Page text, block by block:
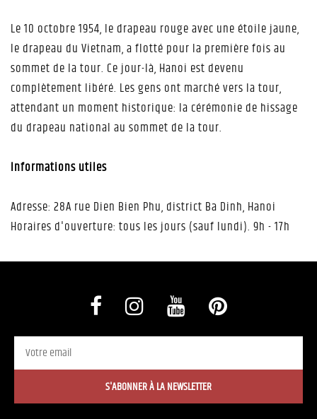
Le 10 octobre 1954, le drapeau rouge avec une étoile jaune,
le drapeau du Vietnam, a flotté pour la première fois au
sommet de la tour. Ce jour-là, Hanoi est devenu
complètement libéré. Les gens ont marché vers la tour,
attendant un moment historique: la cérémonie de hissage
du drapeau national au sommet de la tour.
Informations utiles
Adresse: 28A rue Dien Bien Phu, district Ba Dinh, Hanoi
Horaires d'ouverture: tous les jours (sauf lundi). 9h - 17h
S'ABONNER À LA NEWSLETTER